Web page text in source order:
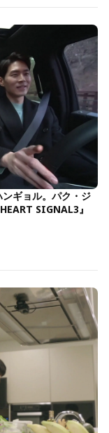
ギョル。パク・ジ
SIGNAL3』